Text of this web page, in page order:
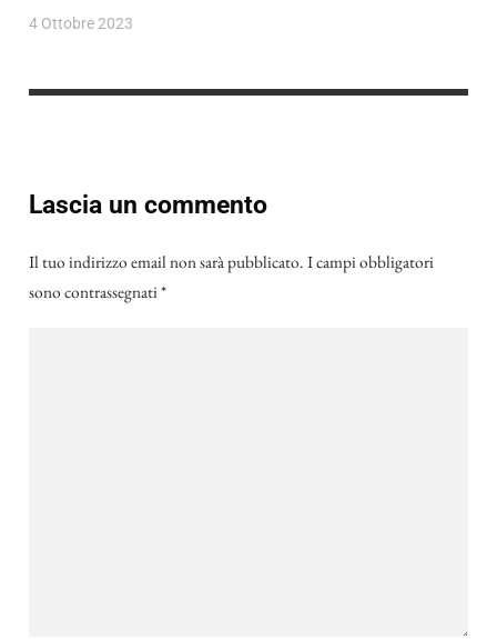
4 Ottobre 2023
Lascia un commento
Il tuo indirizzo email non sarà pubblicato.I campi obbligatori
sono contrassegnati*